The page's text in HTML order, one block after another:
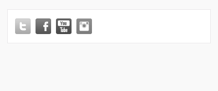
ΑΓΩΝΑΣ
“ΜΙΚΤΗ
ΕΘΝΙΚΗΣ